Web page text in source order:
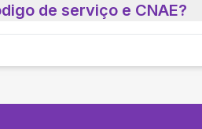
de serviço e CNAE?